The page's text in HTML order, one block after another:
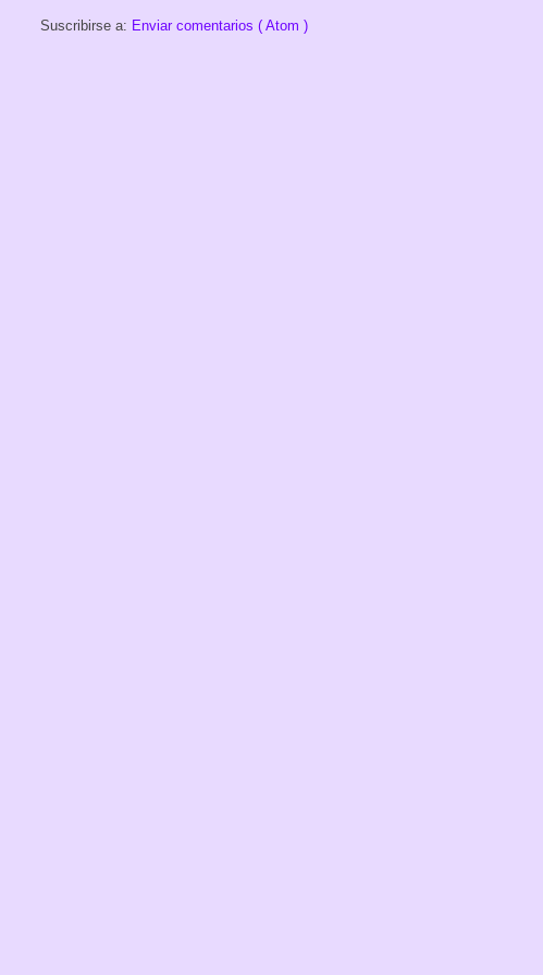
Suscribirse a: Enviar comentarios ( Atom )